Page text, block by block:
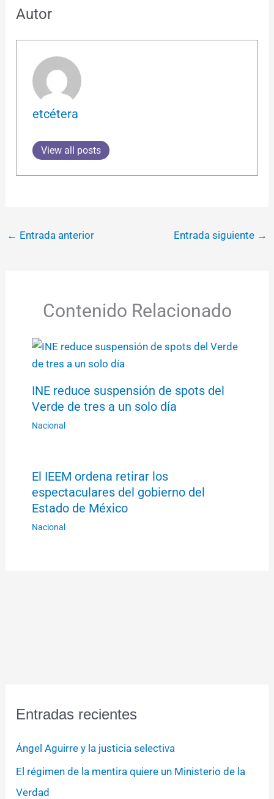
Autor
etcétera
View all posts
← Entrada anterior Entrada siguiente →
Contenido Relacionado
INE reduce suspensión de spots del
Verde de tres a un solo día
Nacional
El IEEM ordena retirar los
espectaculares del gobierno del
Estado de México
Nacional
Entradas recientes
Ángel Aguirre y la justicia selectiva
El régimen de la mentira quiere un Ministerio de la
Verdad